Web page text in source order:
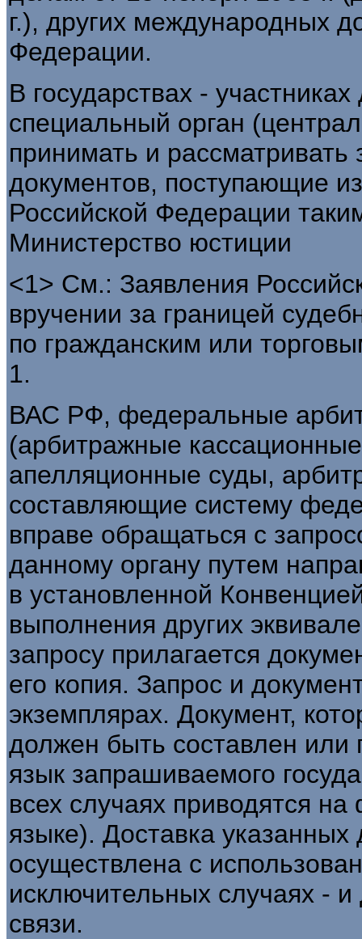
г.), других международных
Федерации.
В государствах -
специальный орган
принимать и рассматривать
документов, поступающие
Российской Федерации
Министерство юстиции
<1> См.: Заявления
вручении за границей
по гражданским или
1.
ВАС РФ, федеральные
(арбитражные
апелляционные суды,
составляющие систему
вправе обращаться с
данному органу путем
в установленной
выполнения других
запросу прилагается
его копия. Запрос и
экземплярах. Документ,
должен быть составлен
язык запрашиваемого
всех случаях приводятся
языке). Доставка
осуществлена с
исключительных случаях -
связи.